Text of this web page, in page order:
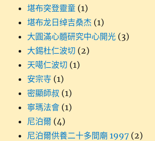
堪布突登靈童 (1)
堪布龙日绰吉桑杰 (1)
大圓滿心髓研究中心開光 (3)
大錫杜仁波切 (2)
天噶仁波切 (1)
安宗寺 (1)
密顯師叔 (1)
寧瑪法會 (1)
尼泊爾 (4)
尼泊爾供養二十多間廟 1997 (2)